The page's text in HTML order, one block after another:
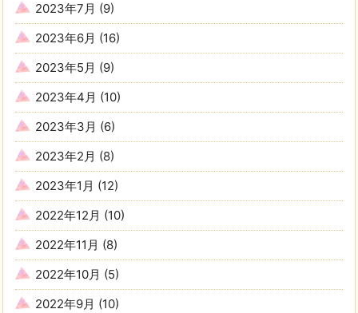
2023年7月 (9)
2023年6月 (16)
2023年5月 (9)
2023年4月 (10)
2023年3月 (6)
2023年2月 (8)
2023年1月 (12)
2022年12月 (10)
2022年11月 (8)
2022年10月 (5)
2022年9月 (10)